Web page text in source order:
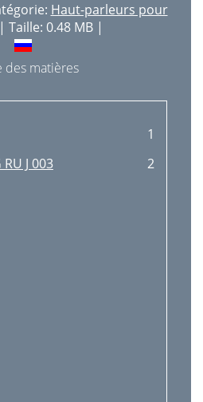
Haut-parleurs pour
| Taille: 0.48 MB |
des matières
1
J 003
2